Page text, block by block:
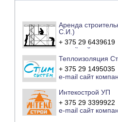
Аренда
С.И.)
+ 375 29 6439619
e-mail
сайт
Теплоизоляция
+ 375 29 1495035
e-mail сайт
Интекострой УП
+ 375 29 3399922
e-mail сайт